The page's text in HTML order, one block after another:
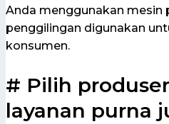
Anda menggunakan mesin
penggilingan digunakan
konsumen.
# Pilih
layanan purna